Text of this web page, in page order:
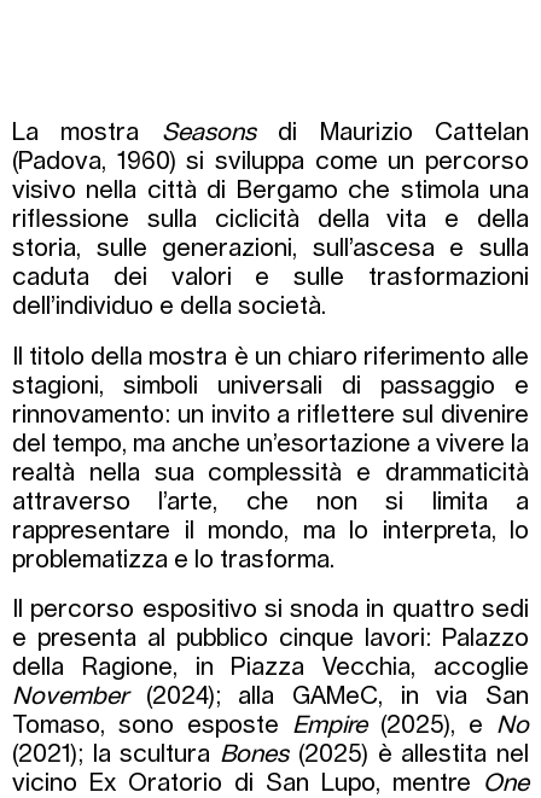
La mostra Seasonsdi Maurizio Cattelan
(Padova, 1960) si sviluppa come un percorso
visivo nella città di Bergamo che stimola una
riflessione sulla ciclicità della vita e della
storia, sulle generazioni, sull’ascesa e sulla
caduta dei valori e sulle trasformazioni
dell’individuo e della società.
Il titolo della mostra è un chiaro riferimento alle
stagioni, simboli universali di passaggio e
rinnovamento: un invito a riflettere sul divenire
del tempo, ma anche un’esortazione a vivere la
realtà nella sua complessità e drammaticità
attraverso l’arte, che non si limita a
rappresentare il mondo, ma lo interpreta, lo
problematizza e lo trasforma.
Il percorso espositivo si snoda in quattro sedi
e presenta al pubblico cinque lavori: Palazzo
della Ragione, in Piazza Vecchia, accoglie
November (2024); alla GAMeC, in via San
Tomaso, sono esposte Empire (2025), e No
(2021); la scultura Bones (2025) è allestita nel
vicino Ex Oratorio di San Lupo, mentre One